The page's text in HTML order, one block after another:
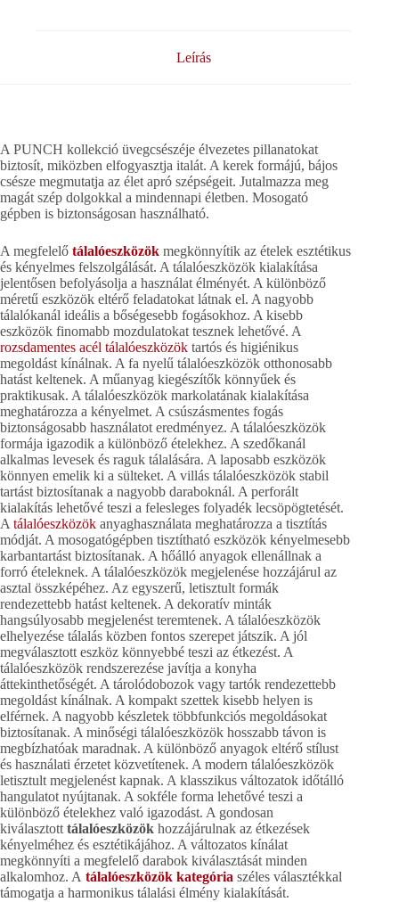
Leírás
A PUNCH kollekció üvegcsészéje élvezetes pillanatokat
biztosít, miközben elfogyasztja italát. A kerek formájú, bájos
csésze megmutatja az élet apró szépségeit. Jutalmazza meg
magát szép dolgokkal a mindennapi életben. Mosogató
gépben is biztonságosan használható.
A megfelelő tálalóeszközök megkönnyítik az ételek esztétikus
és kényelmes felszolgálását. A tálalóeszközök kialakítása
jelentősen befolyásolja a használat élményét. A különböző
méretű eszközök eltérő feladatokat látnak el. A nagyobb
tálalókanál ideális a bőségesebb fogásokhoz. A kisebb
eszközök finomabb mozdulatokat tesznek lehetővé. A
rozsdamentes acél tálalóeszközök tartós és higiénikus
megoldást kínálnak. A fa nyelű tálalóeszközök otthonosabb
hatást keltenek. A műanyag kiegészítők könnyűek és
praktikusak. A tálalóeszközök markolatának kialakítása
meghatározza a kényelmet. A csúszásmentes fogás
biztonságosabb használatot eredményez. A tálalóeszközök
formája igazodik a különböző ételekhez. A szedőkanál
alkalmas levesek és raguk tálalására. A laposabb eszközök
könnyen emelik ki a sülteket. A villás tálalóeszközök stabil
tartást biztosítanak a nagyobb daraboknál. A perforált
kialakítás lehetővé teszi a felesleges folyadék lecsöpögtetését.
Atálalóeszközök anyaghasználata meghatározza a tisztítás
módját. A mosogatógépben tisztítható eszközök kényelmesebb
karbantartást biztosítanak. A hőálló anyagok ellenállnak a
forró ételeknek. A tálalóeszközök megjelenése hozzájárul az
asztal összképéhez. Az egyszerű, letisztult formák
rendezettebb hatást keltenek. A dekoratív minták
hangsúlyosabb megjelenést teremtenek. A tálalóeszközök
elhelyezése tálalás közben fontos szerepet játszik. A jól
megválasztott eszköz könnyebbé teszi az étkezést. A
tálalóeszközök rendszerezése javítja a konyha
áttekinthetőségét. A tárolódobozok vagy tartók rendezettebb
megoldást kínálnak. A kompakt szettek kisebb helyen is
elférnek. A nagyobb készletek többfunkciós megoldásokat
biztosítanak. A minőségi tálalóeszközök hosszabb távon is
megbízhatóak maradnak. A különböző anyagok eltérő stílust
és használati érzetet közvetítenek. A modern tálalóeszközök
letisztult megjelenést kapnak. A klasszikus változatok időtálló
hangulatot nyújtanak. A sokféle forma lehetővé teszi a
különböző ételekhez való igazodást. A gondosan
kiválasztotttálalóeszközök hozzájárulnak az étkezések
kényelméhez és esztétikájához. A változatos kínálat
megkönnyíti a megfelelő darabok kiválasztását minden
alkalomhoz. A tálalóeszközök kategória széles választékkal
támogatja a harmonikus tálalási élmény kialakítását.